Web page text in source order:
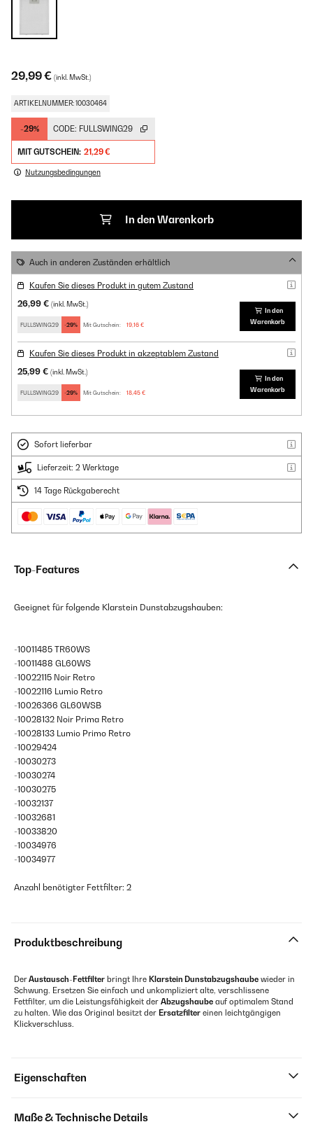
29,99 € (inkl. MwSt.)
ARTIKELNUMMER: 10030464
-29% CODE: FULLSWING29
MIT GUTSCHEIN: 21,29 €
Nutzungsbedingungen
In den Warenkorb
Auch in anderen Zuständen erhältlich
Kaufen Sie dieses Produkt in gutem Zustand
26,99 € (inkl. MwSt.)
FULLSWING29 -29% Mit Gutschein: 19,16 €
In den
Warenkorb
Kaufen Sie dieses Produkt in akzeptablem Zustand
25,99 € (inkl. MwSt.)
FULLSWING29 -29% Mit Gutschein: 18,45 €
In den
Warenkorb
Sofort lieferbar
Lieferzeit: 2 Werktage
14 Tage Rückgaberecht
Top-Features
Geeignet für folgende Klarstein Dunstabzugshauben:
-10011485 TR60WS
-10011488 GL60WS
-10022115 Noir Retro
-10022116 Lumio Retro
-10026366 GL60WSB
-10028132 Noir Prima Retro
-10028133 Lumio Primo Retro
-10029424
-10030273
-10030274
-10030275
-10032137
-10032681
-10033820
-10034976
-10034977
Anzahl benötigter Fettfilter: 2
Produktbeschreibung
DerAustausch-Fettfilter bringt Ihre Klarstein Dunstabzugshaube wieder in
Schwung. Ersetzen Sie einfach und unkompliziert alte, verschlissene
Fettfilter, um die Leistungsfähigkeit der Abzugshaube auf optimalem Stand
zu halten. Wie das Original besitzt der Ersatzfilter einen leichtgängigen
Klickverschluss.
Eigenschaften
Maße & Technische Details